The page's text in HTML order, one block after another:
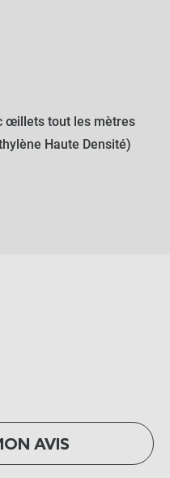
œillets tout les mètres
Haute Densité)
AVIS